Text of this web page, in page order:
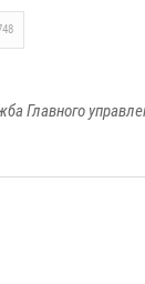
Главного